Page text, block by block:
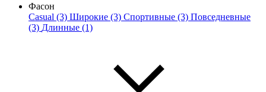
Фасон
Casual (3) Широкие (3) Спортивные (3) Повседневные
(3) Длинные (1)